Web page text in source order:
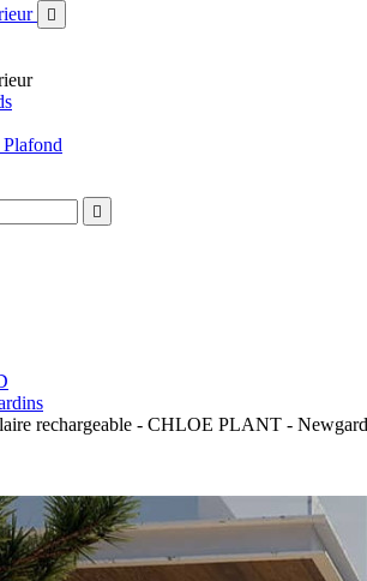


rechargeable - CHLOE PLANT -